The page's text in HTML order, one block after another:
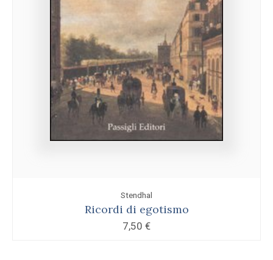
Stendhal
Ricordi di egotismo
7,50 €